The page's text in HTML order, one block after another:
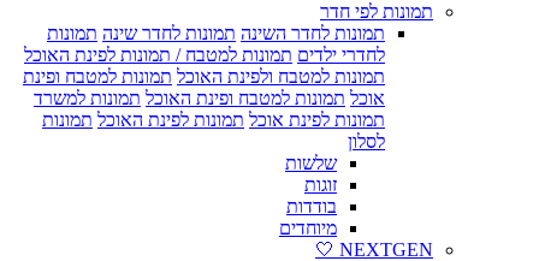
תמונות לפי חדר
תמונות לחדר השינה תמונות לחדר שינה תמונות
לחדרי ילדים תמונות למטבח / תמונות לפינת האוכל
תמונות למטבח ולפינת האוכל תמונות למטבח ופינת
אוכל תמונות למטבח ופינת האוכל תמונות למשרד
תמונות לפינת אוכל תמונות לפינת האוכל תמונות
לסלון
שלשות
זוגות
בודדות
מיוחדים
NEXTGEN 🤍